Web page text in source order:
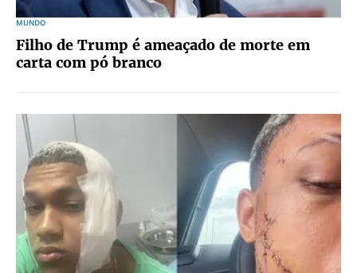
MUNDO
Filho de Trump é ameaçado de morte em
carta com pó branco